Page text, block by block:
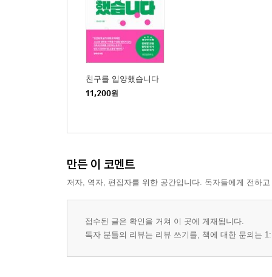
친구를 입양했습니다
11,200원
만든 이 코멘트
저자, 역자, 편집자를 위한 공간입니다. 독자들에게 전하
접수된 글은 확인을 거쳐 이 곳에 게재됩니다.
독자 분들의 리뷰는 리뷰 쓰기를, 책에 대한 문의는